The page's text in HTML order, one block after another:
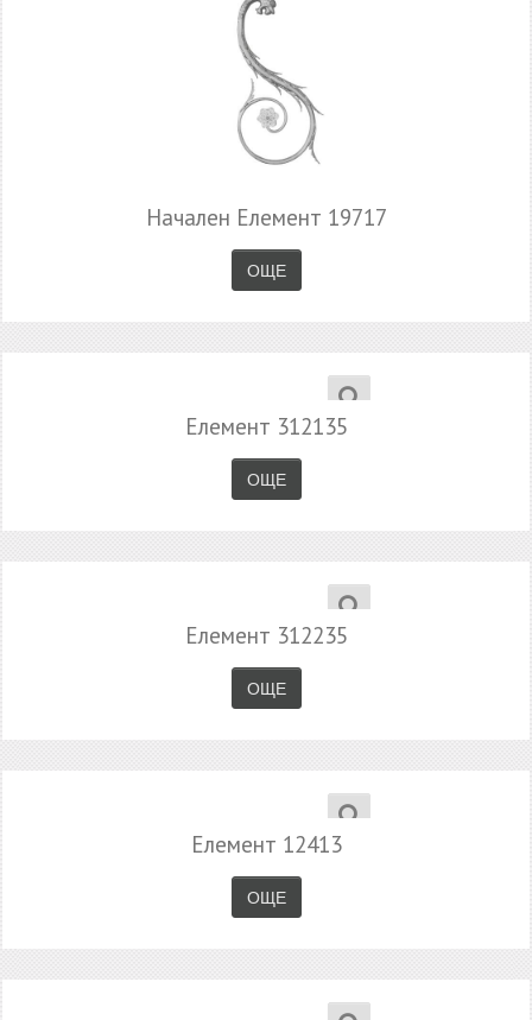
Начален Елемент 19717
ОЩЕ
Елемент 312135
ОЩЕ
Елемент 312235
ОЩЕ
Елемент 12413
ОЩЕ